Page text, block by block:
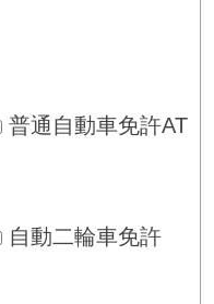
普通自動車免許AT
自動二輪車免許